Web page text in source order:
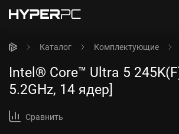
Каталог Комплектующие
Intel® Core™ Ultra 5
5.2GHz, 14 ядер]
Сравнить